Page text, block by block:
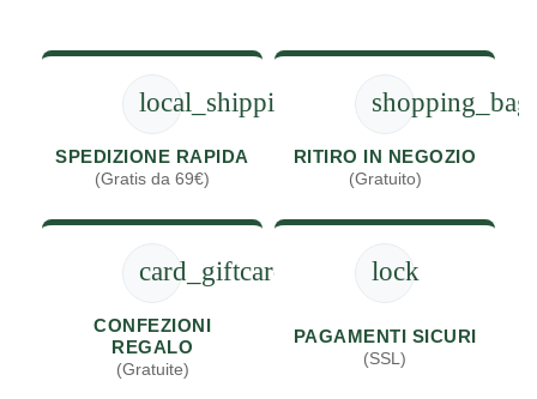
local_shipping
SPEDIZIONE RAPIDA
(Gratis da 69€)
shopping_bag
RITIRO IN NEGOZIO
(Gratuito)
card_giftcard
CONFEZIONI
REGALO
(Gratuite)
lock
PAGAMENTI SICURI
(SSL)